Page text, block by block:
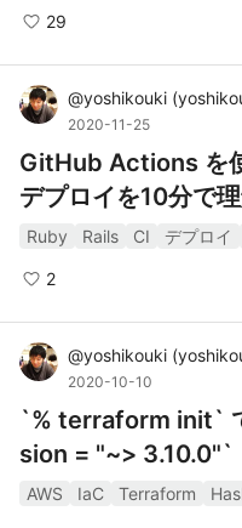
29
@yoshikouki (
2020-11-25
GitHub Actions を
デプロイを10分で
Ruby Rails CI デプロイ
2
@yoshikouki (
2020-10-10
`% terraform init`
sion = "~> 3.10.0"`
合
AWS IaC Terraform